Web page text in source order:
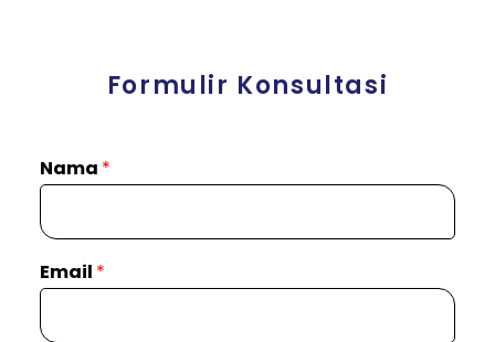
Formulir Konsultasi
Nama *
Email *